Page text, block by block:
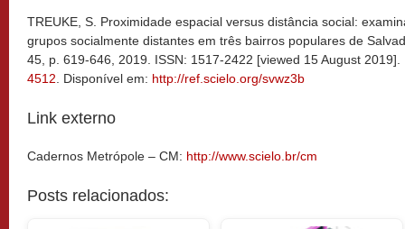
TREUKE, S. Proximidade espacial versus distância social:
grupos socialmente distantes em três bairros populares de
45, p. 619-646, 2019. ISSN: 1517-2422 [viewed 15 August
4512 . Disponível em: http://ref.scielo.org/svwz3b
Link externo
Cadernos Metrópole – CM: http://www.scielo.br/cm
Posts relacionados: